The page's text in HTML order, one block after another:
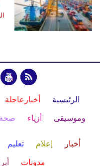
الرئيسية أخبارعاجلة
وموسيقى أزياء صحة
أخبار إعلام تعليم
مدونات